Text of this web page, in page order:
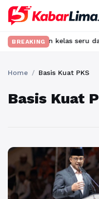
BREAKING
kelas seru dan
Home / Basis Kuat PKS
Basis Kuat